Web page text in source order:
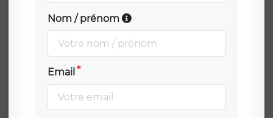
Nom / prénom
Email